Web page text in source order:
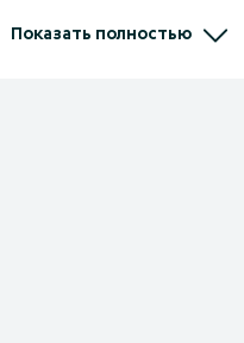
Mercedes Benz W124 W140 W210
Показать полностью